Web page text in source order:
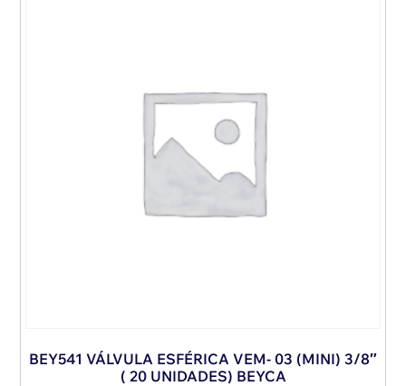
BEY541 VÁLVULA ESFÉRICA VEM- 03 (MINI) 3/8″
( 20 UNIDADES) BEYCA